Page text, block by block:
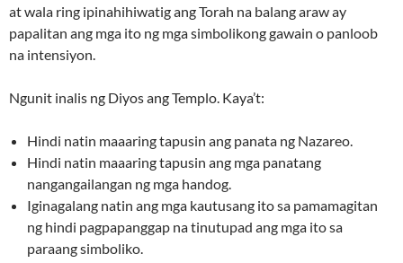
at wala ring ipinahihiwatig ang Torah na balang araw ay
papalitan ang mga ito ng mga simbolikong gawain o panloob
na intensiyon.
Ngunit inalis ng Diyos ang Templo. Kaya’t:
Hindi natin maaaring tapusin ang panata ng Nazareo.
Hindi natin maaaring tapusin ang mga panatang
nangangailangan ng mga handog.
Iginagalang natin ang mga kautusang ito sa pamamagitan
ng hindi pagpapanggap na tinutupad ang mga ito sa
paraang simboliko.